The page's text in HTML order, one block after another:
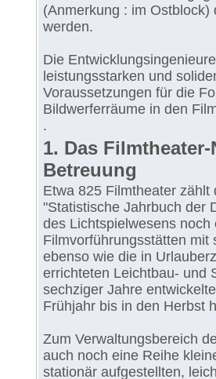
(Anmerkung : im
werden.
Die
leistungsstarken und
Voraussetzungen für die
Bildwerferräume in den
.
1. Das
Betreuung
Etwa 825 Filmtheater
"Statistische Jahrbuch der
des Lichtspielwesens
Filmvorführungsstätten mit
ebenso wie die in
errichteten Leichtbau- und
sechziger Jahre
Frühjahr bis in den Herbst
Zum Verwaltungsbereich
auch noch eine Reihe
stationär aufgestellten,